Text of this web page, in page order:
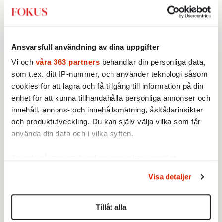
Ansvarsfull användning av dina uppgifter
Vi och våra 363 partners behandlar din personliga data,
som t.ex. ditt IP-nummer, och använder teknologi såsom
cookies för att lagra och få tillgång till information på din
enhet för att kunna tillhandahålla personliga annonser och
innehåll, annons- och innehållsmätning, åskådarinsikter
och produktutveckling. Du kan själv välja vilka som får
använda din data och i vilka syften.
Du kan ändra eller dra tillbaka ditt samtycke när som
helst från cookie-förklaringen.
Vi använder enhetsidentifierare för att anpassa innehållet
Visa detaljer
Tillåt alla
som tidigare.
inte i ett zoom-möte
Samhällets små
plutoner –
grannar,
släktingar och
arbetskamrater
mer. Den stora
freden är
beroende av den
POLITIK UTRIKES
president­val. Emmanuel
Macron toppar mätningarna,
men ledningen krymper.
Historiens ryska
VECKANS FOKUS
Ukraina delar historiska rötter
med Ryssland. Men landet har
Riksdagssegrar till trots
6 APRIL 2022
Segrarna i riksdagen har inte
Sverigedemokraterna som
annars vuxit särklassigt mest